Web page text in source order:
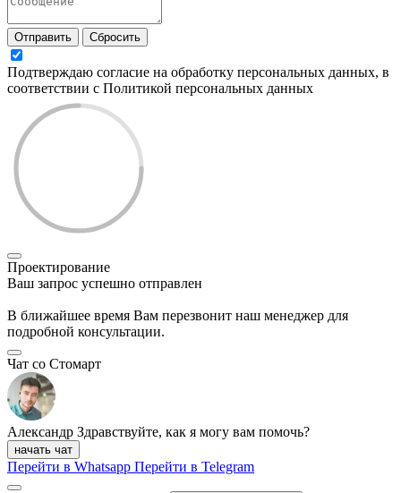
Отправить Сбросить
Подтверждаю согласие на обработку персональных данных, в
соответствии с Политикой персональных данных
Проектирование
Ваш запрос успешно отправлен
В ближайшее время Вам перезвонит наш менеджер для
подробной консультации.
Чат со Стомарт
Александр Здравствуйте, как я могу вам помочь?
начать чат
Перейти в Whatsapp Перейти в Telegram